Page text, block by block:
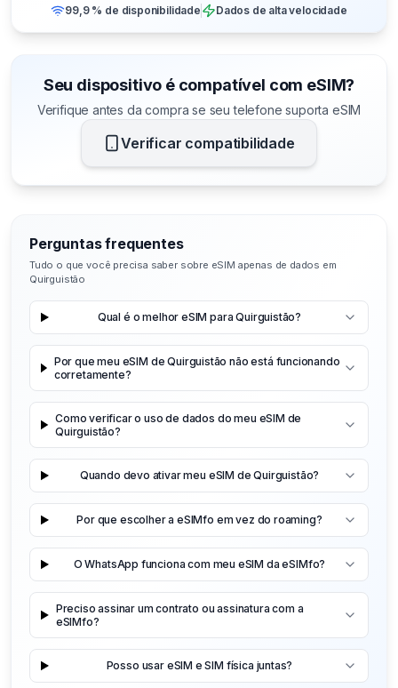
99,9 % de disponibilidade Dados de alta velocidade
Seu dispositivo é compatível com eSIM?
Verifique antes da compra se seu telefone suporta eSIM
Verificar compatibilidade
Perguntas frequentes
Tudo o que você precisa saber sobre eSIM apenas de dados em
Quirguistão
Qual é o melhor eSIM para Quirguistão?
Por que meu eSIM de Quirguistão não está funcionando
corretamente?
Como verificar o uso de dados do meu eSIM de
Quirguistão?
Quando devo ativar meu eSIM de Quirguistão?
Por que escolher a eSIMfo em vez do roaming?
O WhatsApp funciona com meu eSIM da eSIMfo?
Preciso assinar um contrato ou assinatura com a
eSIMfo?
Posso usar eSIM e SIM física juntas?